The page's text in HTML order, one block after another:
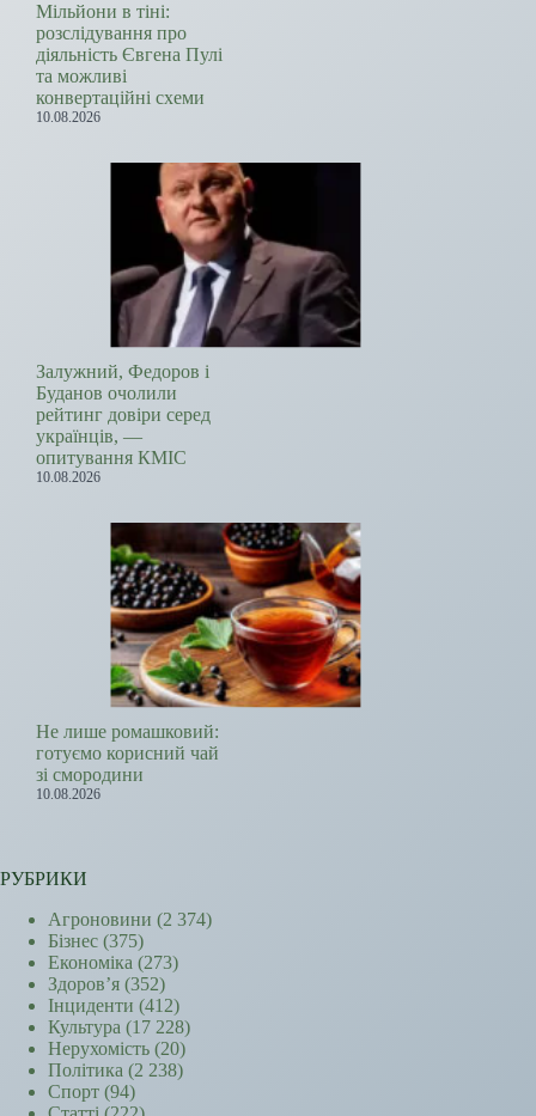
Мільйони в тіні:
розслідування про
діяльність Євгена Пулі
та можливі
конвертаційні схеми
10.08.2026
Залужний, Федоров і
Буданов очолили
рейтинг довіри серед
українців, —
опитування КМІС
10.08.2026
Не лише ромашковий:
готуємо корисний чай
зі смородини
10.08.2026
РУБРИКИ
Агроновини (2 374)
Бізнес (375)
Економіка (273)
Здоров’я (352)
Інциденти (412)
Культура (17 228)
Нерухомість (20)
Політика (2 238)
Спорт (94)